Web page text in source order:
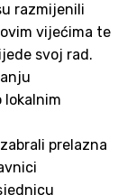
razmijenili
vijećima te
svoj rad.
lokalnim
prelazna